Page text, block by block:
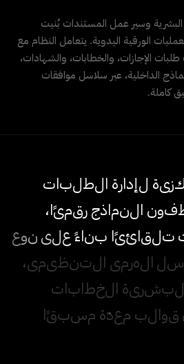
وسير عمل المستندات بُنيت
الورقية اليدوية. يتعامل النظام مع
الإجازات، والخطابات، والشهادات،
الداخلية، عبر سلاسل موافقات
كاملة.
كزية لإدارة الطلبات
فون النماذجرقميا،
تلقائيا بناءعلىنوع
سلالهرمي التنظيمي،
لبشرية الخطابات
قوالب معدة مسبقا